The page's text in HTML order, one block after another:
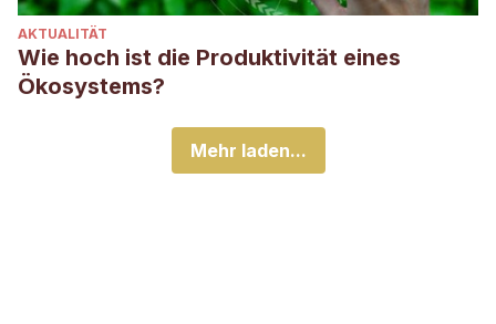
AKTUALITÄT
Wie hoch ist die Produktivität eines
Ökosystems?
Mehr laden...